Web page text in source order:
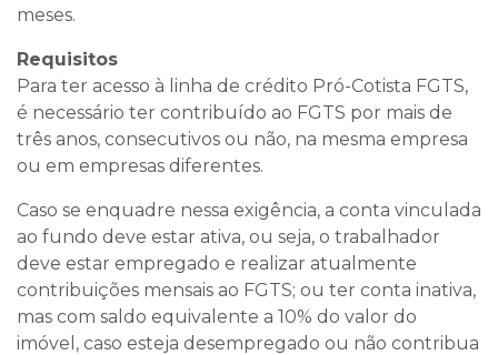
meses.
Requisitos
Para ter acesso à linha de crédito Pró-Cotista FGTS,
é necessário ter contribuído ao FGTS por mais de
três anos, consecutivos ou não, na mesma empresa
ou em empresas diferentes.
Caso se enquadre nessa exigência, a conta vinculada
ao fundo deve estar ativa, ou seja, o trabalhador
deve estar empregado e realizar atualmente
contribuições mensais ao FGTS; ou ter conta inativa,
mas com saldo equivalente a 10% do valor do
imóvel, caso esteja desempregado ou não contribua